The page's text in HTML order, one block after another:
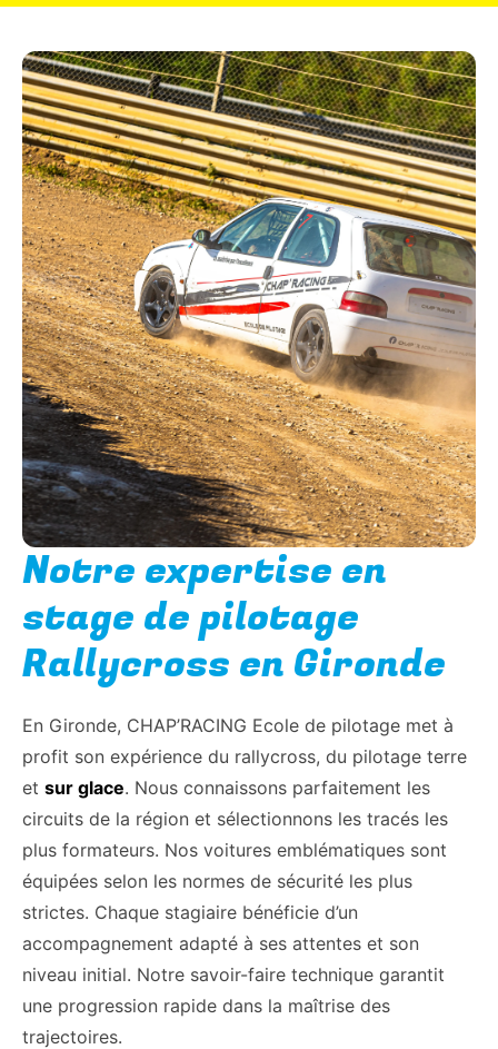
Notre expertise en
stage de pilotage
Rallycross en Gironde
En Gironde, CHAP’RACING Ecole de pilotage met à
profit son expérience du rallycross, du pilotage terre
et sur glace. Nous connaissons parfaitement les
circuits de la région et sélectionnons les tracés les
plus formateurs. Nos voitures emblématiques sont
équipées selon les normes de sécurité les plus
strictes. Chaque stagiaire bénéficie d’un
accompagnement adapté à ses attentes et son
niveau initial. Notre savoir-faire technique garantit
une progression rapide dans la maîtrise des
trajectoires.